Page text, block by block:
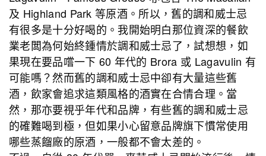
及 Highland Park 等原酒。所以，舊的調和威士忌
有很多是十分好喝的。我開始明白那位資深的餐飲
業老闆為何始終鍾情於調和威士忌了，試想想，如
果現在要品嚐一下 60 年代的 Brora 或 Lagavulin 有
可能嗎？然而舊的調和威士忌中卻有大量這些舊
酒，飲家會追求這類風格的酒實在合情合理。當
然，那亦要視乎年代和品牌，有些舊的調和威士忌
的確難喝到極，但如果小心留意品牌旗下慣常使用
哪些蒸餾廠的原酒，一般都不會太差的。